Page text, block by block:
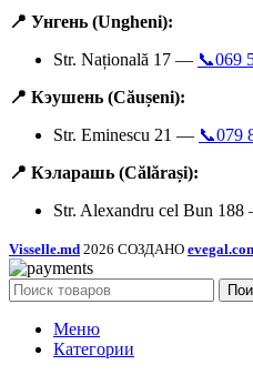
📍 Унгень (Ungheni):
Str. Națională 17 — 📞069
📍 Кэушень (Căușeni):
Str. Eminescu 21 — 📞079
📍 Кэларашь (Călărași):
Str. Alexandru cel Bun
Visselle.md 2026 СОЗДАНО
Меню
Категории